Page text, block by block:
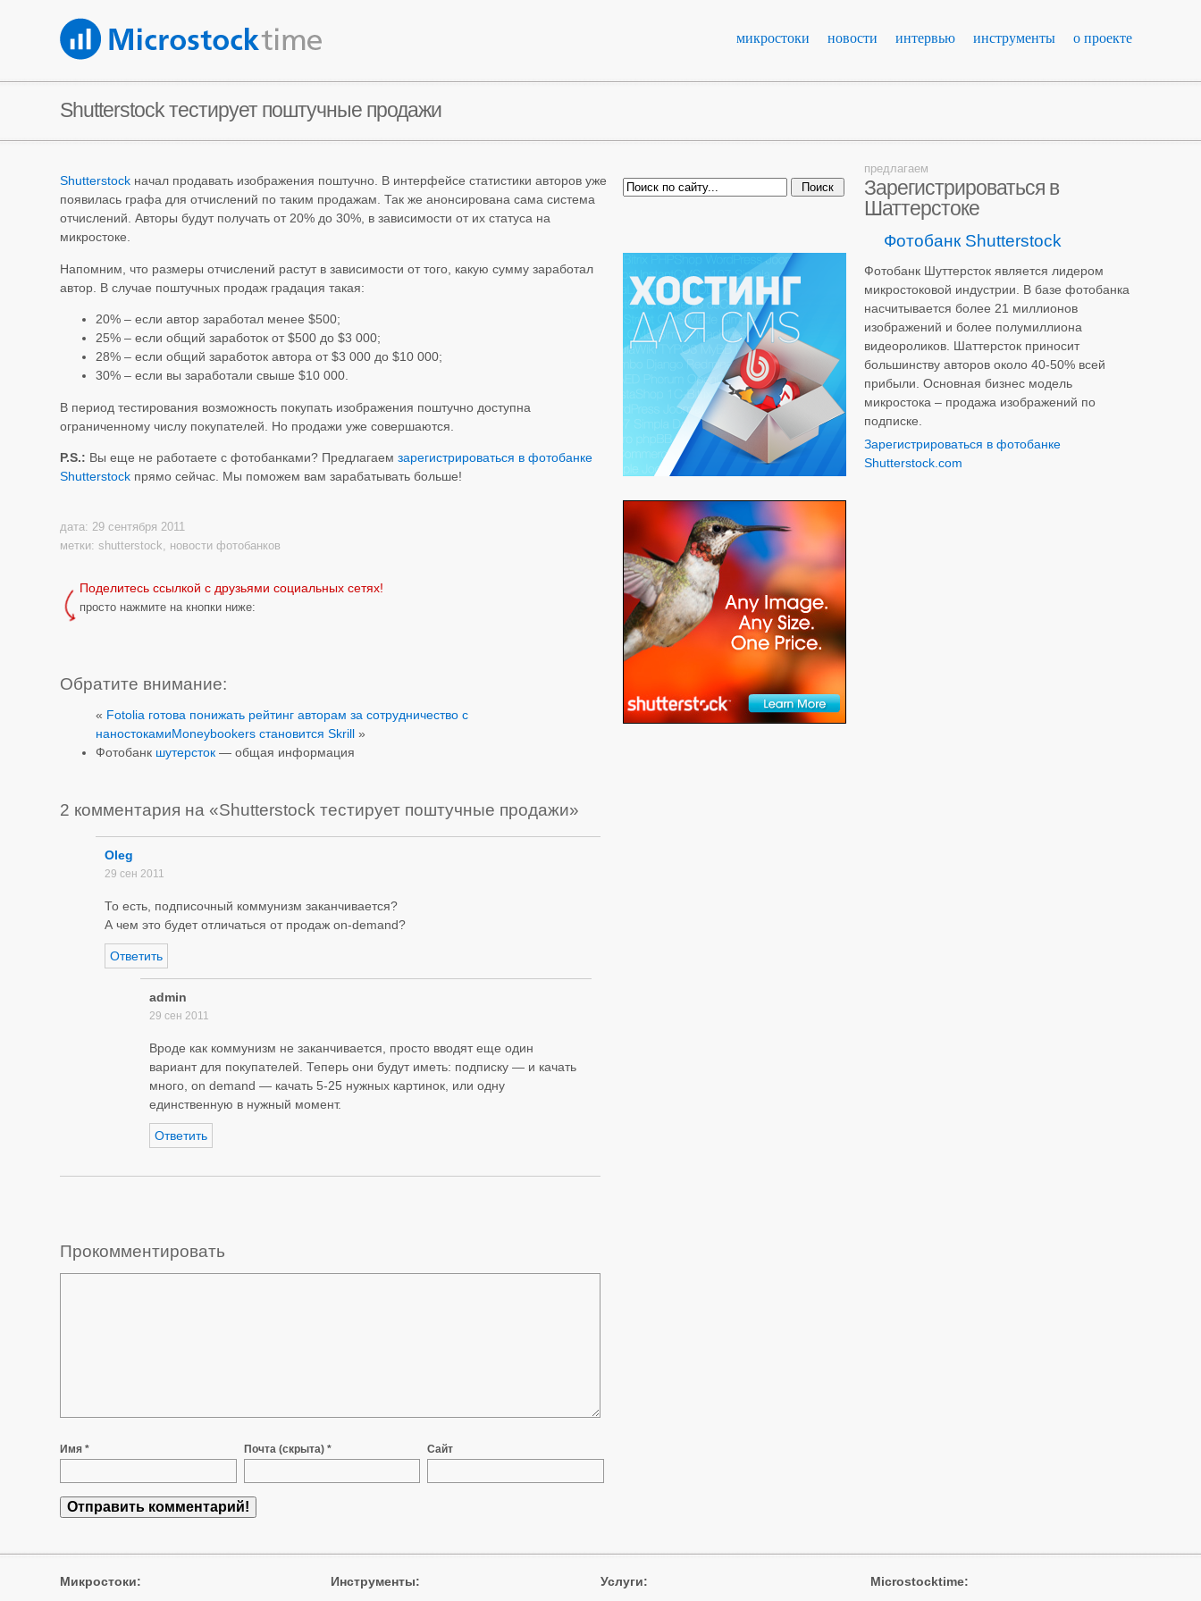
микростоки новости интервью инструменты о проекте
Shutterstock тестирует поштучные продажи
Shutterstock начал продавать изображения поштучно. В интерфейсе статистики авторов уже
появилась графа для отчислений по таким продажам. Так же анонсирована сама система
отчислений. Авторы будут получать от 20% до 30%, в зависимости от их статуса на
микростоке.
Напомним, что размеры отчислений растут в зависимости от того, какую сумму заработал
автор. В случае поштучных продаж градация такая:
20% – если автор заработал менее $500;
25% – если общий заработок от $500 до $3 000;
28% – если общий заработок автора от $3 000 до $10 000;
30% – если вы заработали свыше $10 000.
В период тестирования возможность покупать изображения поштучно доступна
ограниченному числу покупателей. Но продажи уже совершаются.
P.S.: Вы еще не работаете с фотобанками? Предлагаемзарегистрироваться в фотобанке
Shutterstock прямо сейчас. Мы поможем вам зарабатывать больше!
дата: 29 сентября 2011
метки:shutterstock, новости фотобанков
Поделитесь ссылкой с друзьями социальных сетях!
просто нажмите на кнопки ниже:
Обратите внимание:
« Fotolia готова понижать рейтинг авторам за сотрудничество с
наностокамиMoneybookers становится Skrill »
Фотобанк шутерсток — общая информация
2 комментария на «Shutterstock тестирует поштучные продажи»
Oleg
29 сен 2011
То есть, подписочный коммунизм заканчивается?
А чем это будет отличаться от продаж on-demand?
Ответить
admin
29 сен 2011
Вроде как коммунизм не заканчивается, просто вводят еще один
вариант для покупателей. Теперь они будут иметь: подписку — и качать
много, on demand — качать 5-25 нужных картинок, или одну
единственную в нужный момент.
Ответить
Прокомментировать
Имя * Почта (скрыта) * Сайт
предлагаем
Зарегистрироваться в
Шаттерстоке
Фотобанк Shutterstock
Фотобанк Шуттерсток является лидером
микростоковой индустрии. В базе фотобанка
насчитывается более 21 миллионов
изображений и более полумиллиона
видеороликов. Шаттерсток приносит
большинству авторов около 40-50% всей
прибыли. Основная бизнес модель
микростока – продажа изображений по
подписке.
Зарегистрироваться в фотобанке
Shutterstock.com
Микростоки: Инструменты: Услуги: Microstocktime: